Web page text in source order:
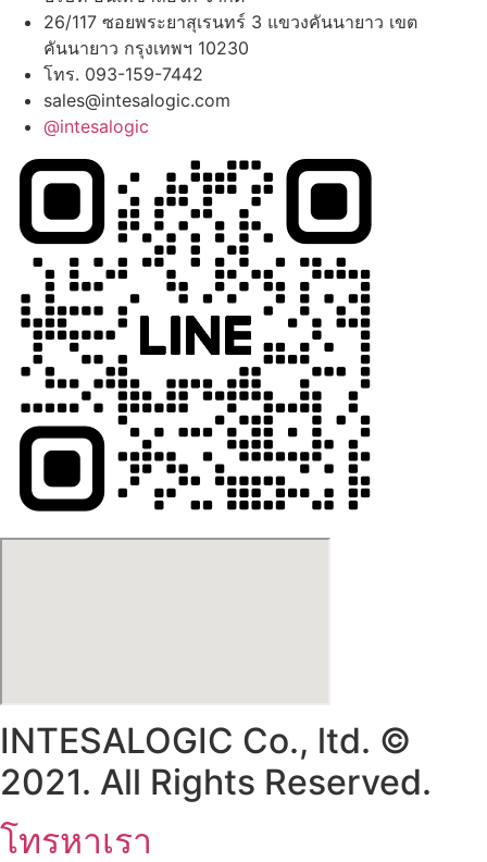
26/117 ซอยพระยาสุเรนทร์ 3 แขวงคันนายาว เขต
คันนายาว กรุงเทพฯ 10230
โทร. 093-159-7442
sales@intesalogic.com
@intesalogic
INTESALOGIC Co., ltd. ©
2021. All Rights Reserved.
โทรหาเรา